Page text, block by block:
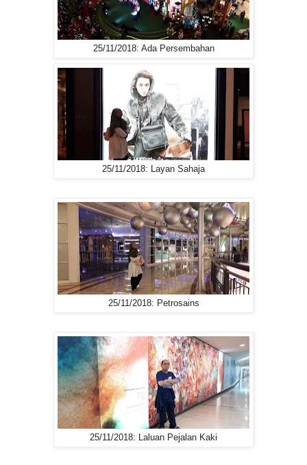
25/11/2018: Ada Persembahan
25/11/2018: Layan Sahaja
25/11/2018: Petrosains
25/11/2018: Laluan Pejalan Kaki